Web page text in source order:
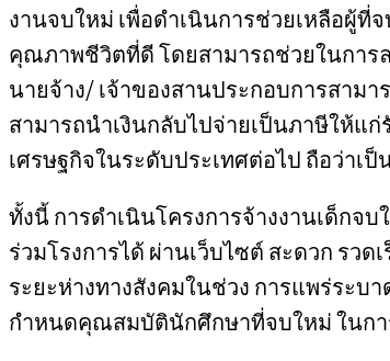
งานจบใหม่ เพื่อดำเนินการช่วยเหลือผู้ที่
คุณภาพชีวิตที่ดี โดยสามารถช่วยในการ
นายจ้าง/ เจ้าของสานประกอบการสาม
สามารถนำเงินกลับไปจ่ายเป็นภาษีให้แ
เศรษฐกิจในระดับประเทศต่อไป ถือว่าเ
ทั้งนี้ การดำเนินโครงการจ้างงานเด็กจ
ร่วมโรงการได้ ผ่านเว็บไซต์ สะดวก รว
ระยะห่างทางสังคมในช่วง การแพร่ระบ
กำหนดคุณสมบัตินักศึกษาที่จบใหม่ ในกา